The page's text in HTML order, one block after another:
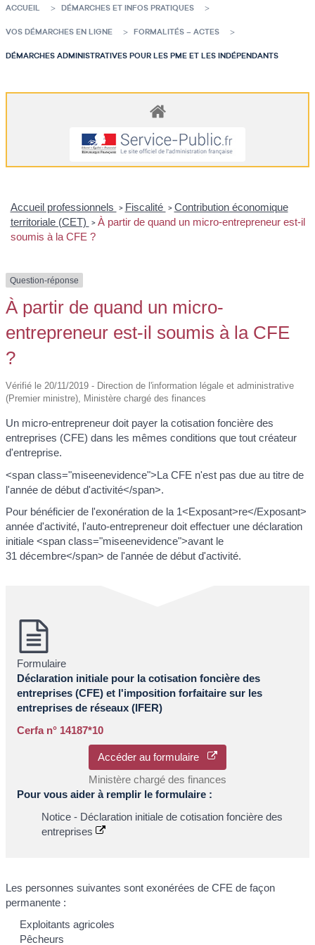
ACCUEIL DÉMARCHES ET INFOS PRATIQUES
VOS DÉMARCHES EN LIGNE FORMALITÉS – ACTES
DÉMARCHES ADMINISTRATIVES POUR LES PME ET LES INDÉPENDANTS
Accueil professionnels > Fiscalité > Contribution économique
territoriale (CET) > À partir de quand un micro-entrepreneur est-il
soumis à la CFE ?
Question-réponse
À partir de quand un micro-
entrepreneur est-il soumis à la CFE
?
Vérifié le 20/11/2019 - Direction de l'information légale et administrative
(Premier ministre), Ministère chargé des finances
Un micro-entrepreneur doit payer la cotisation foncière des
entreprises (CFE) dans les mêmes conditions que tout créateur
d'entreprise.
<span class="miseenevidence">La CFE n'est pas due au titre de
l'année de début d'activité</span>.
Pour bénéficier de l'exonération de la 1<Exposant>re</Exposant>
année d'activité, l'auto-entrepreneur doit effectuer une déclaration
initiale <span class="miseenevidence">avant le
31 décembre</span> de l'année de début d'activité.
Formulaire
Déclaration initiale pour la cotisation foncière des
entreprises (CFE) et l'imposition forfaitaire sur les
entreprises de réseaux (IFER)
Cerfa n° 14187*10
Accéder au formulaire
Ministère chargé des finances
Pour vous aider à remplir le formulaire :
Notice - Déclaration initiale de cotisation foncière des
entreprises
Les personnes suivantes sont exonérées de CFE de façon
permanente :
Exploitants agricoles
Pêcheurs